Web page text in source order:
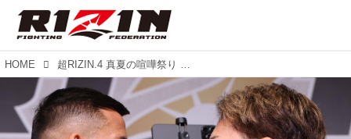
HOME 超RIZIN.4 真夏の喧嘩祭り 計量結果のお知らせ